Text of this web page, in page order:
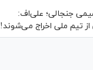
جنجالی؛ علی‌اف:
تیم ملی اخراج می‌شوند!